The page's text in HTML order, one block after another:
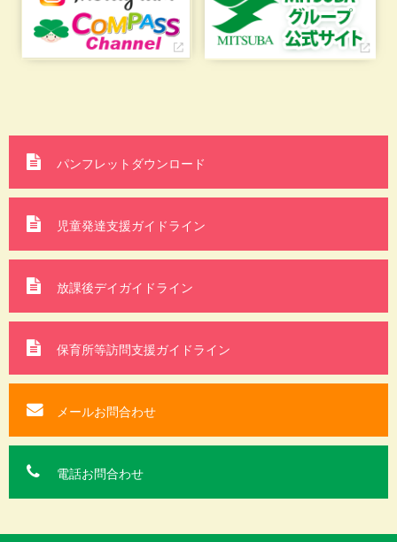
パンフレットダウンロード
児童発達支援ガイドライン
放課後デイガイドライン
保育所等訪問支援ガイドライン
メールお問合わせ
電話お問合わせ